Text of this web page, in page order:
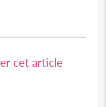
cet article